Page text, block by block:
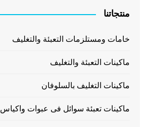
منتجاتنا
خامات ومستلزمات التعبئة والتغليف
ماكينات التعبئة والتغليف
ماكينات التغليف بالسلوفان
ماكينات تعبئة سوائل فى عبوات واكياس